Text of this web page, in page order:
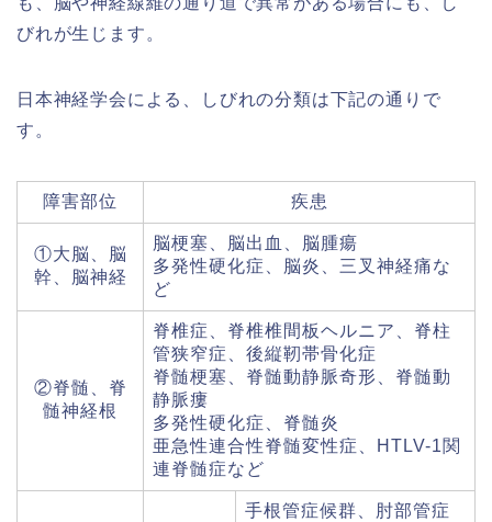
びれが生じます。
日本神経学会による、しびれの分類は下記の通りで
す。
障害部位 疾患
①大脳、脳
幹、脳神経
脳梗塞、脳出血、脳腫瘍
多発性硬化症、脳炎、三叉神経痛な
ど
②脊髄、脊
髄神経根
脊椎症、脊椎椎間板ヘルニア、脊柱
管狭窄症、後縦靭帯骨化症
脊髄梗塞、脊髄動静脈奇形、脊髄動
静脈瘻
多発性硬化症、脊髄炎
亜急性連合性脊髄変性症、HTLV-1関
連脊髄症など
手根管症候群、肘部管症